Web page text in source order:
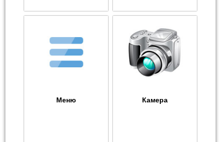
Меню Камера